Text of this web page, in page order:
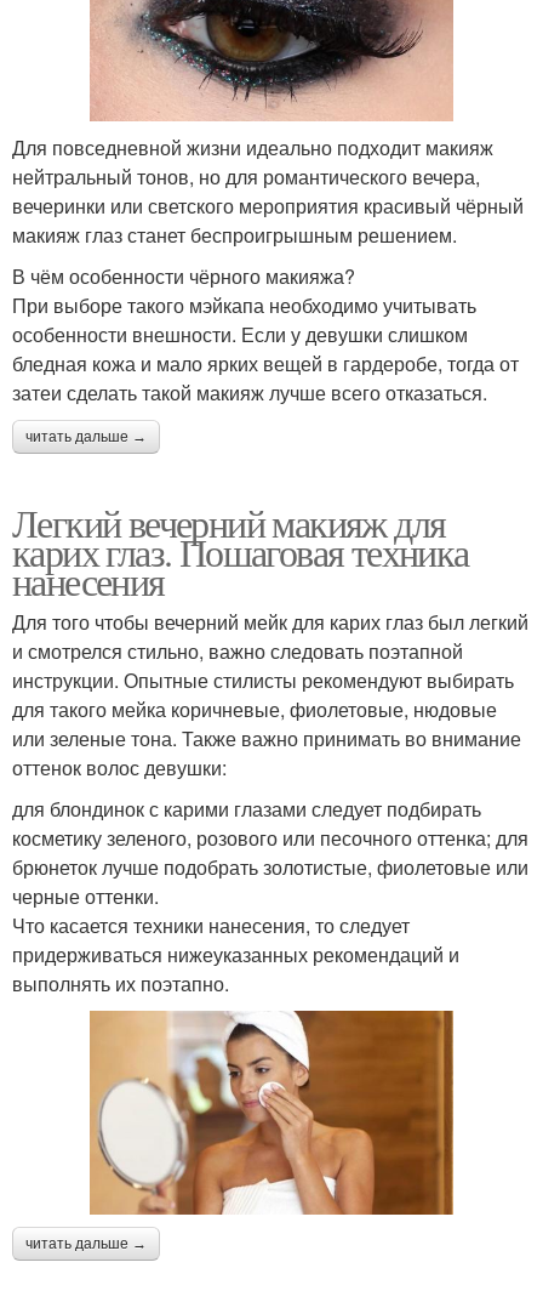
Для повседневной жизни идеально подходит макияж
нейтральный тонов, но для романтического вечера,
вечеринки или светского мероприятия красивый чёрный
макияж глаз станет беспроигрышным решением.
В чём особенности чёрного макияжа?
При выборе такого мэйкапа необходимо учитывать
особенности внешности. Если у девушки слишком
бледная кожа и мало ярких вещей в гардеробе, тогда от
затеи сделать такой макияж лучше всего отказаться.
читать дальше →
Легкий вечерний макияж для
карих глаз. Пошаговая техника
нанесения
Для того чтобы вечерний мейк для карих глаз был легкий
и смотрелся стильно, важно следовать поэтапной
инструкции. Опытные стилисты рекомендуют выбирать
для такого мейка коричневые, фиолетовые, нюдовые
или зеленые тона. Также важно принимать во внимание
оттенок волос девушки:
для блондинок с карими глазами следует подбирать
косметику зеленого, розового или песочного оттенка; для
брюнеток лучше подобрать золотистые, фиолетовые или
черные оттенки.
Что касается техники нанесения, то следует
придерживаться нижеуказанных рекомендаций и
выполнять их поэтапно.
читать дальше →